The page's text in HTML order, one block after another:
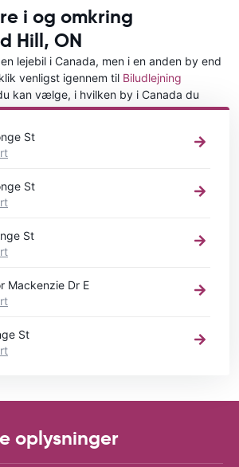
i og omkring
Hill, ON
lejebil i Canada, men i en anden by end
venligst igennem til Biludlejning
kan vælge, i hvilken by i Canada du
St
St
St
Mackenzie Dr E
St
oplysninger